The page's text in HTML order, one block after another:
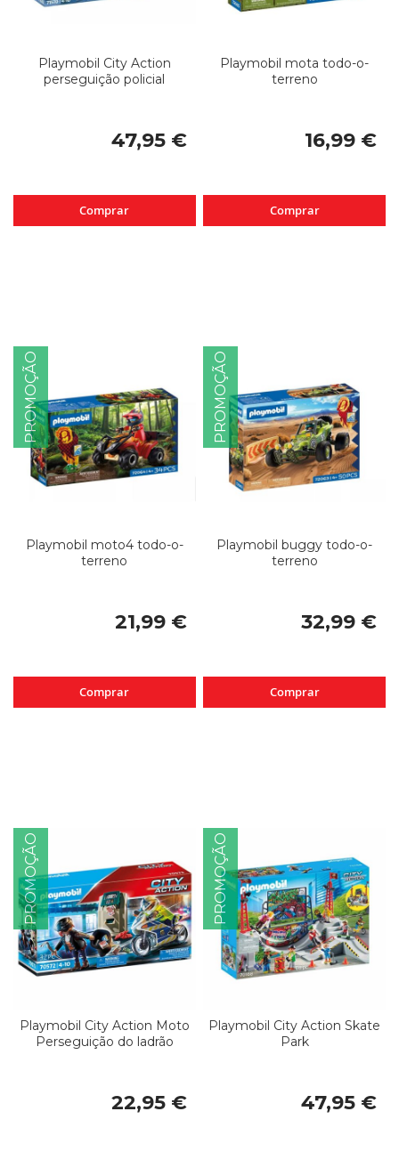
Playmobil City Action
perseguição policial
47,95 €
Comprar
Playmobil mota todo-o-
terreno
16,99 €
Comprar
PROMOÇÃO
Playmobil moto4 todo-o-
terreno
21,99 €
Comprar
PROMOÇÃO
Playmobil buggy todo-o-
terreno
32,99 €
Comprar
PROMOÇÃO
Playmobil City Action Moto
Perseguição do ladrão
22,95 €
PROMOÇÃO
Playmobil City Action Skate
Park
47,95 €